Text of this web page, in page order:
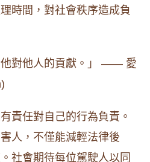
時間，對社會秩序造成負
他對他人的貢獻。」 —— 愛
責任對自己的行為負責。
人，不僅能減輕法律後
社會期待每位駕駛人以同